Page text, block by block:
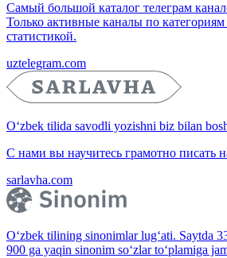
Самый большой каталог телеграм
Только активные каналы по
статистикой.
uztelegram.com
O‘zbek tilida savodli yozishni biz bilan
С нами вы научитесь грамотно писать
sarlavha.com
O‘zbek tilining sinonimlar lug‘ati. Saytda
900 ga yaqin sinonim so‘zlar to‘plamiga